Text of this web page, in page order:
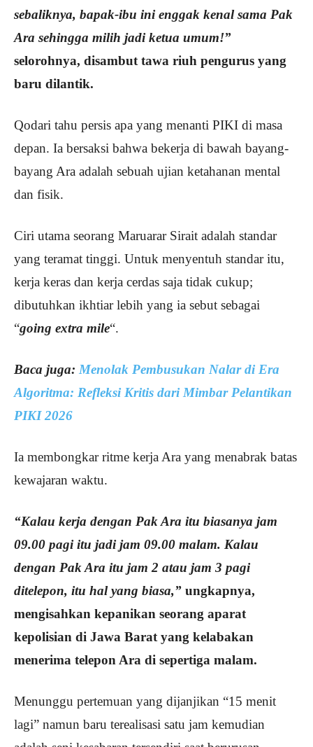
sebaliknya, bapak-ibu ini enggak kenal sama Pak
Ara sehingga milih jadi ketua umum!”
selorohnya, disambut tawa riuh pengurus yang
baru dilantik.
Qodari tahu persis apa yang menanti PIKI di masa
depan. Ia bersaksi bahwa bekerja di bawah bayang-
bayang Ara adalah sebuah ujian ketahanan mental
dan fisik.
Ciri utama seorang Maruarar Sirait adalah standar
yang teramat tinggi. Untuk menyentuh standar itu,
kerja keras dan kerja cerdas saja tidak cukup;
dibutuhkan ikhtiar lebih yang ia sebut sebagai
“going extra mile“.
Baca juga: Menolak Pembusukan Nalar di Era
Algoritma: Refleksi Kritis dari Mimbar Pelantikan
PIKI 2026
Ia membongkar ritme kerja Ara yang menabrak batas
kewajaran waktu.
“Kalau kerja dengan Pak Ara itu biasanya jam
09.00 pagi itu jadi jam 09.00 malam. Kalau
dengan Pak Ara itu jam 2 atau jam 3 pagi
ditelepon, itu hal yang biasa,” ungkapnya,
mengisahkan kepanikan seorang aparat
kepolisian di Jawa Barat yang kelabakan
menerima telepon Ara di sepertiga malam.
Menunggu pertemuan yang dijanjikan “15 menit
lagi” namun baru terealisasi satu jam kemudian